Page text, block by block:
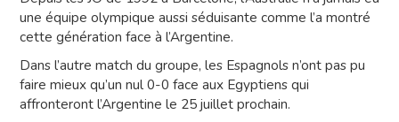
une équipe olympique aussi séduisante comme l’a montré
cette génération face à l’Argentine.
Dans l’autre match du groupe, les Espagnols n’ont pas pu
faire mieux qu’un nul 0-0 face aux Egyptiens qui
affronteront l’Argentine le 25 juillet prochain.